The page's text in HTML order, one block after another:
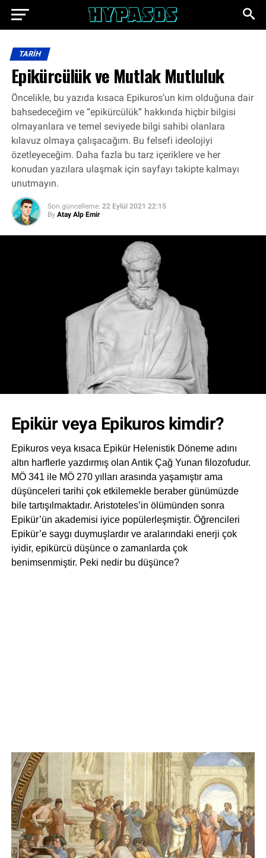
TARIH
Epikürcülük ve Mutlak Mutluluk
Öncelikle, bu yazıda kısaca Epikuros’un kim olduğuna dair
bahsedeceğim ve “epikürcülük” hakkında hiçbir bilgisi
olmayanlara ve temel seviyede bilgi sahibi olanlara
kılavuz olmaya çalışacağım. Bu felsefi ideolojiyi
özetleyeceğim. Daha fazla bu tarz içeriklere ve her
konudan yazılara ulaşmak için sayfayı takipte kalmayı
unutmayın.
Son güncelleme: 22 Eylül 2021 22:15
By Atay Alp Emir
Epikür veya Epikuros kimdir?
Epikuros veya kısaca Epikür Helenistik Döneme adını
altın harflerle yazdırmış olan Antik Çağ Yunan filozofudur.
MÖ 341 ile MÖ 270 yılları arasında yaşamıştır ama
düşünceleri tarihi çok etkilemekle beraber günümüzde
bile tartışılmaktadır. Aristoteles’in ölümünden sonra
Epikür’ün akademisi iyice popülerleşmiştir. Öğrencileri
Epikür’e saygı duymuşlardır ve aralarındaki enerji çok
iyidir, epikürcü düşünce o zamanlarda çok
benimsenmiştir. Peki nedir bu düşünce?